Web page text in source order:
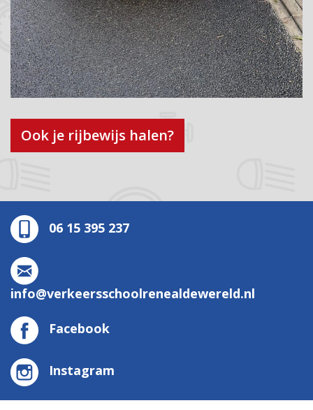
Ook je rijbewijs halen?
06 15 395 237
info@verkeersschoolrenealdewereld.nl
Facebook
Instagram